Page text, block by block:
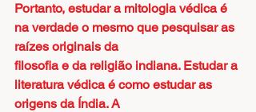
Portanto, estudar a mitologia védica é
na verdade o mesmo que pesquisar as
raízes originais da
filosofia e da religião indiana. Estudar a
literatura védica é como estudar as
origens da Índia. A